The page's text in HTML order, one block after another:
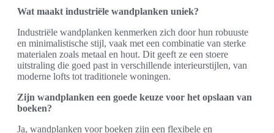
Wat maakt industriële wandplanken uniek?
Industriële wandplanken kenmerken zich door hun robuuste
en minimalistische stijl, vaak met een combinatie van sterke
materialen zoals metaal en hout. Dit geeft ze een stoere
uitstraling die goed past in verschillende interieurstijlen, van
moderne lofts tot traditionele woningen.
Zijn wandplanken een goede keuze voor het opslaan van
boeken?
Ja, wandplanken voor boeken zijn een flexibele en